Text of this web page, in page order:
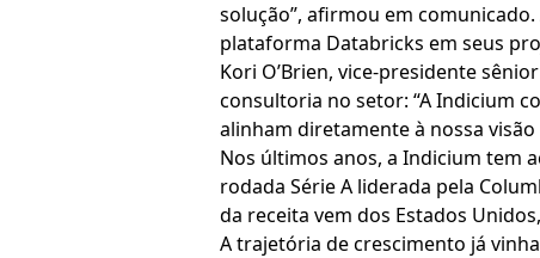
solução”, afirmou em
plataforma Databricks em seus
Kori O’Brien, vice‑presidente
consultoria no setor: “A Indicium
alinham diretamente à nossa
Nos últimos anos, a Indicium tem
rodada Série A liderada pela
da receita vem dos Estados
A trajetória de crescimento já